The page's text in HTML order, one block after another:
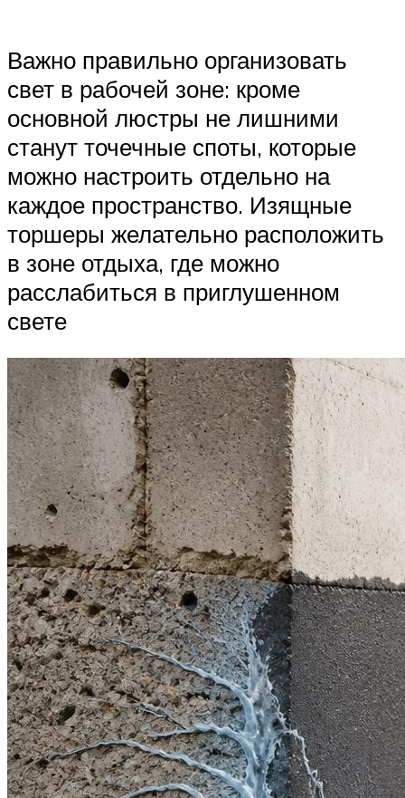
Важно правильно организовать
свет в рабочей зоне: кроме
основной люстры не лишними
станут точечные споты, которые
можно настроить отдельно на
каждое пространство. Изящные
торшеры желательно расположить
в зоне отдыха, где можно
расслабиться в приглушенном
свете